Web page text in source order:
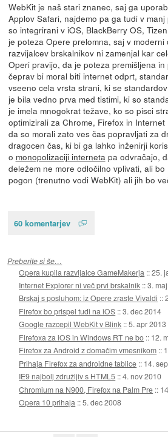
WebKit je naš stari znanec, saj ga
Applov Safari, najdemo pa ga tudi v
so integrirani v iOS, BlackBerry OS,
je poteza Opere prelomna, saj v moderni
razvijalcev brskalnikov ni zamenjal kar
Operi pravijo, da je poteza premišljena
čeprav bi moral biti internet odprt,
vseeno cela vrsta strani, ki se
je bila vedno prva med tistimi, ki so
je imela mnogokrat težave, ko so pisci
optimizirali za Chrome, Firefox in
da so morali zato ves čas popravljati za
dragocen čas, ki bi ga lahko inženirji
o monopolizaciji internetapa odvračajo,
deležem ne more odločilno vplivati, ali
pogon (trenutno vodi WebKit) ali jih bo
60 komentarjev
Preberite si še…
Opera kupila razvijalce GameMakerja ::25.
Internet Explorer ni več prvi brskalnik ::3.
Brskaj s posluhom: iz Opere zraste Vivaldi ::
Firefox bo prispel tudi na iOS ::3. dec 2014
Google razcepil WebKit v Blink ::5. apr 2013
Firefoxa za iOS in Windows RT ne bo :: 12.
Firefox za Android z domačim vmesnikom ::
Prihaja Firefox za androidne tablice :: 14.
IE9 najbolj združljiv s HTML5 ::4. nov 2010
Chromium na N900, Firefox na Palm Pre ::
Opera 10 prihaja ::5. dec 2008